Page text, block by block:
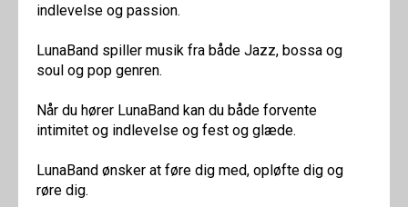
indlevelse og passion.
LunaBand spiller musik fra både Jazz, bossa og
soul og pop genren.
Når du hører LunaBand kan du både forvente
intimitet og indlevelse og fest og glæde.
LunaBand ønsker at føre dig med, opløfte dig og
røre dig.